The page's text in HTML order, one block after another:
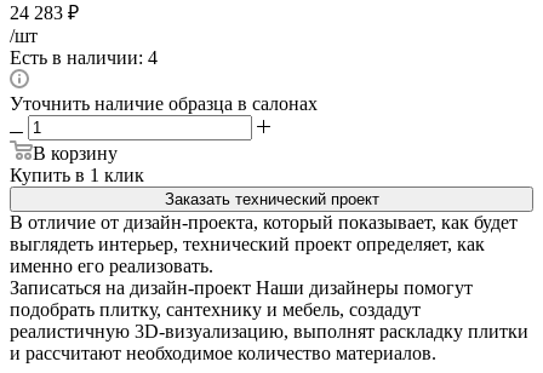
24 283 ₽
/шт
Есть в наличии: 4
Уточнить наличие образца в салонах
В корзину
Купить в 1 клик
Заказать технический проект
В отличие от дизайн-проекта, который показывает, как будет
выглядеть интерьер, технический проект определяет, как
именно его реализовать.
Записаться на дизайн-проект Наши дизайнеры помогут
подобрать плитку, сантехнику и мебель, создадут
реалистичную 3D-визуализацию, выполнят раскладку плитки
и рассчитают необходимое количество материалов.